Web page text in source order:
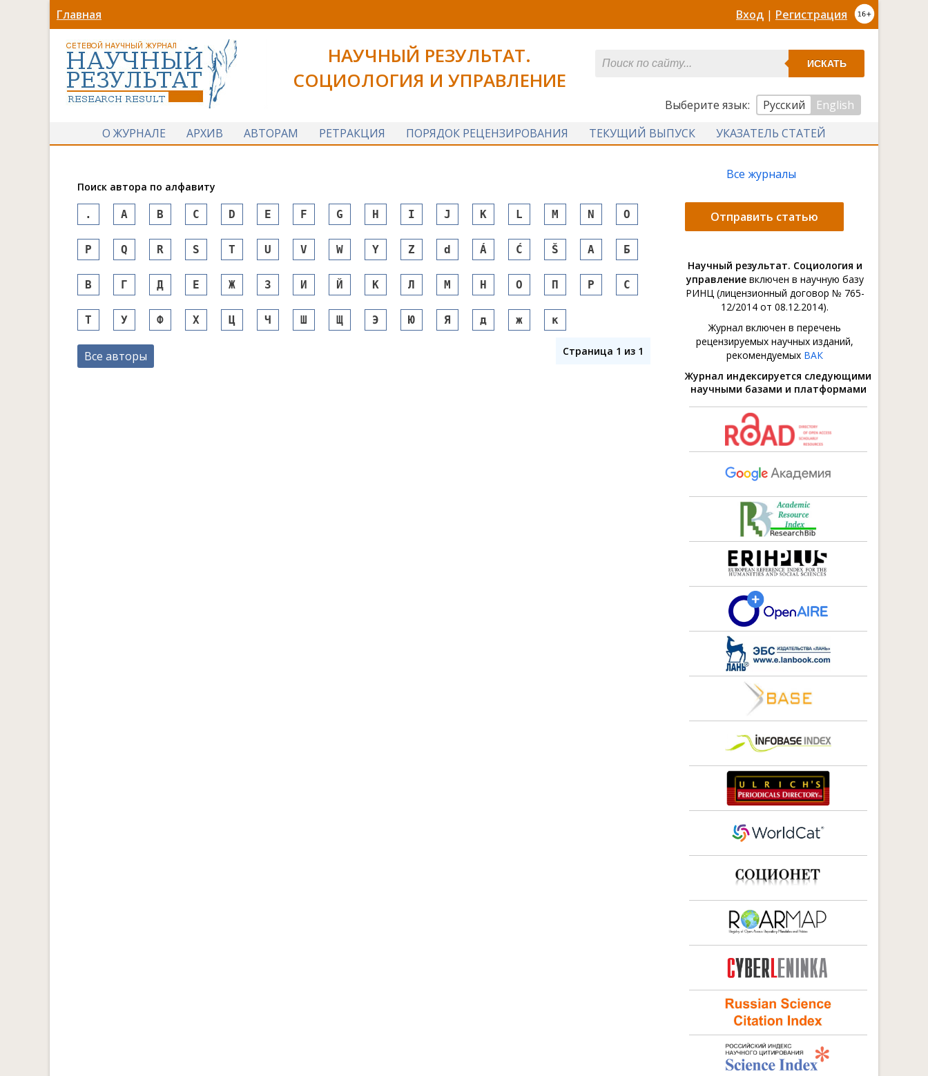
Главная Вход | Регистрация
НАУЧНЫЙ РЕЗУЛЬТАТ.
СОЦИОЛОГИЯ И УПРАВЛЕНИЕ
ИСКАТЬ
Выберите язык: Русский
English
О ЖУРНАЛЕ
АРХИВ АВТОРАМ РЕТРАКЦИЯ ПОРЯДОК РЕЦЕНЗИРОВАНИЯ ТЕКУЩИЙ ВЫПУСК УКАЗАТЕЛЬ СТАТЕЙ
Поиск автора по алфавиту
. A B C D E F G H I J K L M N O
P Q R S T U V W Y Z d Á Ć Š А Б
В Г Д Е Ж З И Й К Л М Н О П Р С
Т У Ф Х Ц Ч Ш Щ Э Ю Я д ж к
Страница 1 из 1
Все авторы
Все журналы
Отправить статью
Научный результат. Социология и
управлениевключен в научную базу
РИНЦ (лицензионный договор № 765-
12/2014 от 08.12.2014).
Журнал включен в перечень
рецензируемых научных изданий,
рекомендуемых ВАК
Журнал индексируется следующими
научными базами и платформами